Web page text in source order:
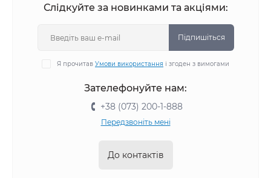
Корм для котів Brit Care
Корм для котів Simba
Слідкуйте за новинками та акціями:
Підпишіться
Я прочитав Умови використання і згоден з вимогами
Зателефонуйте нам:
+38 (073) 200-1-888
Передзвоніть мені
До контактів